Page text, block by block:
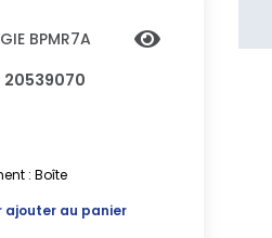
BPMR7A
20539070
: Boîte
au panier